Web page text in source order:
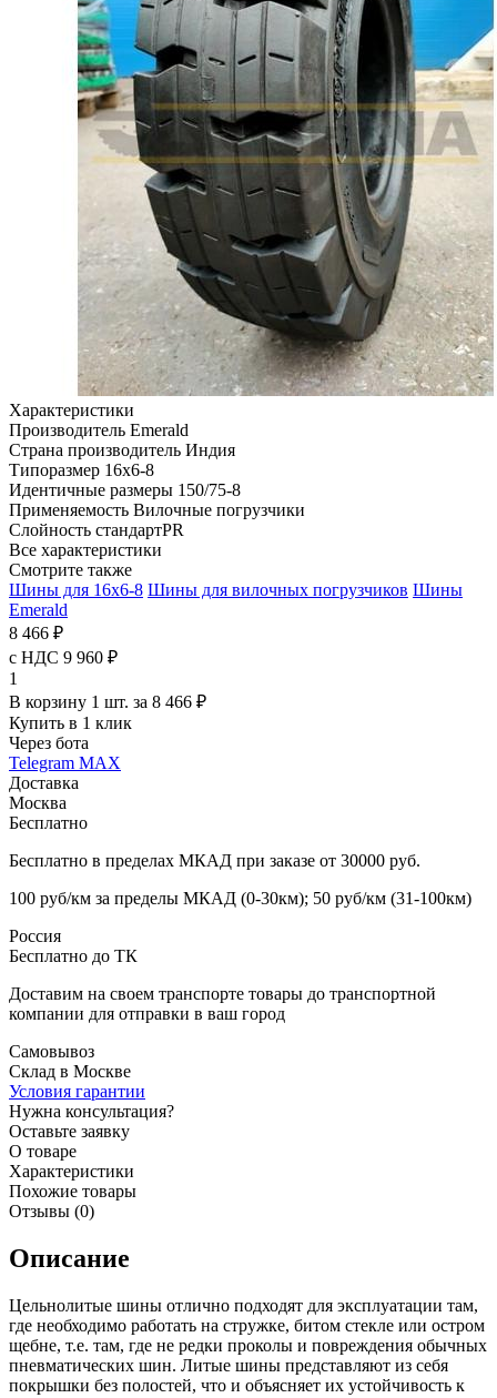
Характеристики
Производитель Emerald
Страна производитель Индия
Типоразмер 16x6-8
Идентичные размеры 150/75-8
Применяемость Вилочные погрузчики
Слойность стандартPR
Все характеристики
Смотрите также
Шины для 16x6-8 Шины для вилочных погрузчиков Шины
Emerald
8 466 ₽
с НДС 9 960 ₽
1
В корзину 1 шт. за 8 466 ₽
Купить в 1 клик
Через бота
Telegram MAX
Доставка
Москва
Бесплатно
Бесплатно в пределах МКАД при заказе от 30000 руб.
100 руб/км за пределы МКАД (0-30км); 50 руб/км (31-100км)
Россия
Бесплатно до ТК
Доставим на своем транспорте товары до транспортной
компании для отправки в ваш город
Самовывоз
Склад в Москве
Условия гарантии
Нужна консультация?
Оставьте заявку
О товаре
Характеристики
Похожие товары
Отзывы (0)
Описание
Цельнолитые шины отлично подходят для эксплуатации там,
где необходимо работать на стружке, битом стекле или остром
щебне, т.е. там, где не редки проколы и повреждения обычных
пневматических шин. Литые шины представляют из себя
покрышки без полостей, что и объясняет их устойчивость к